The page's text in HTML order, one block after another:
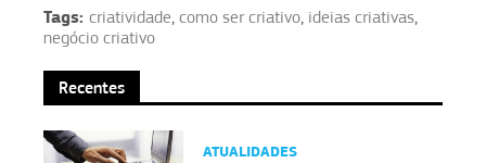
Tags: criatividade, como ser criativo, ideias criativas,
negócio criativo
Recentes
ATUALIDADES